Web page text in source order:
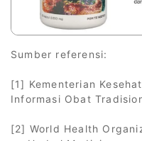
Sumber referensi:
[1] Kementerian
Informasi Obat
[2] World Health